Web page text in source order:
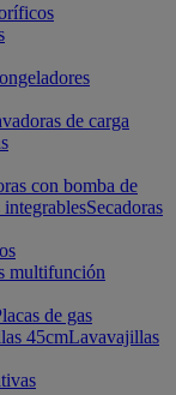
de carga
con bomba de
integrablesSecadoras
multifunción
de gas
45cmLavavajillas